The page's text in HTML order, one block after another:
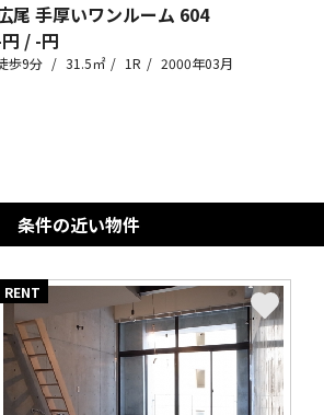
尾 手厚いワンルーム 604
/ -円
歩9分 31.5㎡ 1R 2000年03月
条件の近い物件
RENT